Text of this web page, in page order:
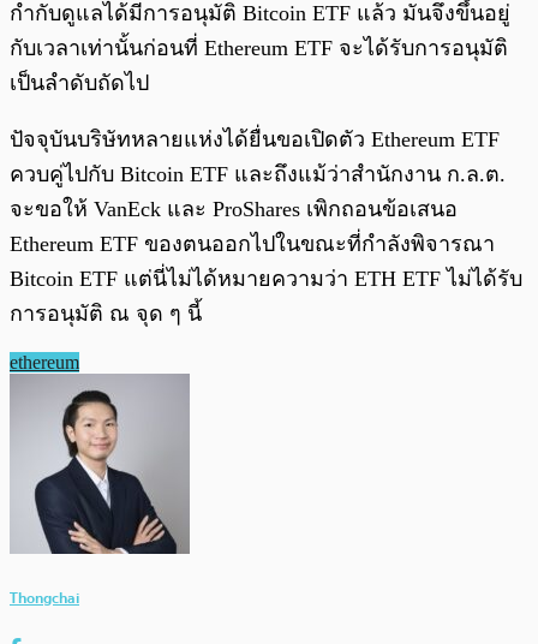
กำกับดูแลได้มีการอนุมัติ Bitcoin ETF แล้ว มันจึงขึ้นอยู่
กับเวลาเท่านั้นก่อนที่ Ethereum ETF จะได้รับการอนุมัติ
เป็นลำดับถัดไป
ปัจจุบันบริษัทหลายแห่งได้ยื่นขอเปิดตัว Ethereum ETF
ควบคู่ไปกับ Bitcoin ETF และถึงแม้ว่าสำนักงาน ก.ล.ต.
จะขอให้ VanEck และ ProShares เพิกถอนข้อเสนอ
Ethereum ETF ของตนออกไปในขณะที่กำลังพิจารณา
Bitcoin ETF แต่นี่ไม่ได้หมายความว่า ETH ETF ไม่ได้รับ
การอนุมัติ ณ จุด ๆ นี้
ethereum
Thongchai